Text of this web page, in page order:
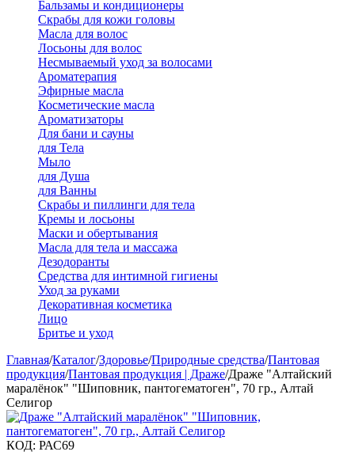
Бальзамы и кондиционеры
Скрабы для кожи головы
Масла для волос
Лосьоны для волос
Несмываемый уход за волосами
Ароматерапия
Эфирные масла
Косметические масла
Ароматизаторы
Для бани и сауны
для Тела
Мыло
для Душа
для Ванны
Скрабы и пиллинги для тела
Кремы и лосьоны
Маски и обертывания
Масла для тела и массажа
Дезодоранты
Средства для интимной гигиены
Уход за руками
Декоративная косметика
Лицо
Бритье и уход
Главная/Каталог/Здоровье/Природные средства/Пантовая
продукция/Пантовая продукция | Драже/Драже "Алтайский
маралёнок" "Шиповник, пантогематоген", 70 гр., Алтай
Селигор
КОД: РАС69